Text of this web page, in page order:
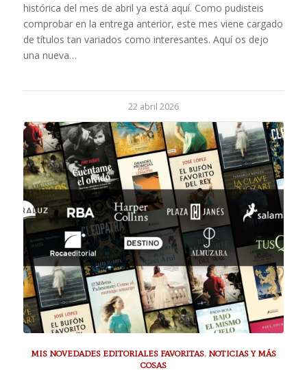
histórica del mes de abril ya está aquí. Como pudisteis
comprobar en la entrega anterior, este mes viene cargado
de títulos tan variados como interesantes. Aquí os dejo
una nueva…
22 abril 2026
MIS NOVEDADES EDITORIALES FAVORITAS, NOTICIAS Y MÁS
COSAS